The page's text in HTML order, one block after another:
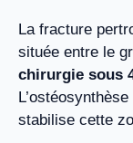
La fracture
située entre le
chirurgie sous
stabilise cette